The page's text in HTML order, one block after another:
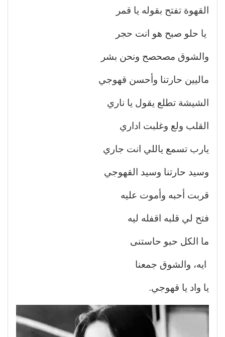
القهوة تفتح بقوله يا قمر
يا حلو صبح هو انت حجر
والشوق مصحصح ونحن بشر
ماليين حارتنا وأحسن قهوجي
الشيشة تطلع يقول يا ناري
القلب ولع وغلبت اداري
يارب تسمع ياللي انت جاري
وسيد حارتنا وسيد القهوجي
قربت أحبه وأموت عليه
فتح لي قلبه اقفله ليه
ما الكل حبو حاستنى
ايه، والشوق جمعنا
يا واد يا قهوجي.